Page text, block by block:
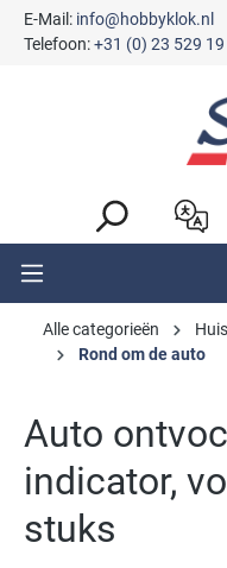
E-Mail: info@hobbyklok.nl
Telefoon:+31 (0) 23 529 19
Alle categorieën
Rond om de auto
Auto
indicator,
stuks